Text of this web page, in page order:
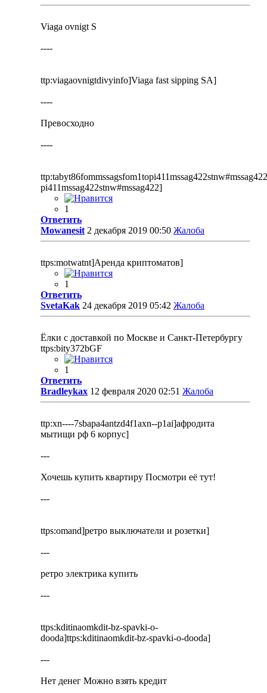
Viaga ovnigt S
----
ttp:viagaovnigtdivyinfo]Viaga fast sipping SA]
----
Превосходно
----
pi411mssag422stnw#mssag422]
1
Ответить
Mowanesit 2 декабря 2019 00:50 Жалоба
ttps:motwatnt]Аренда криптоматов]
1
Ответить
SvetaKak 24 декабря 2019 05:42 Жалоба
Ёлки с доставкой по Москве и Санкт-Петербургу
ttps:bity372bGF
1
Ответить
Bradleykax 12 февраля 2020 02:51 Жалоба
ttp:xn----7sbapa4antzd4f1axn--p1ai]афродита
мытищи рф 6 корпус]
---
Хочешь купить квартиру Посмотри её тут!
---
ttps:omand]ретро выключатели и розетки]
---
ретро электрика купить
---
ttps:kditinaomkdit-bz-spavki-o-
dooda]ttps:kditinaomkdit-bz-spavki-o-dooda]
---
Нет денег Можно взять кредит